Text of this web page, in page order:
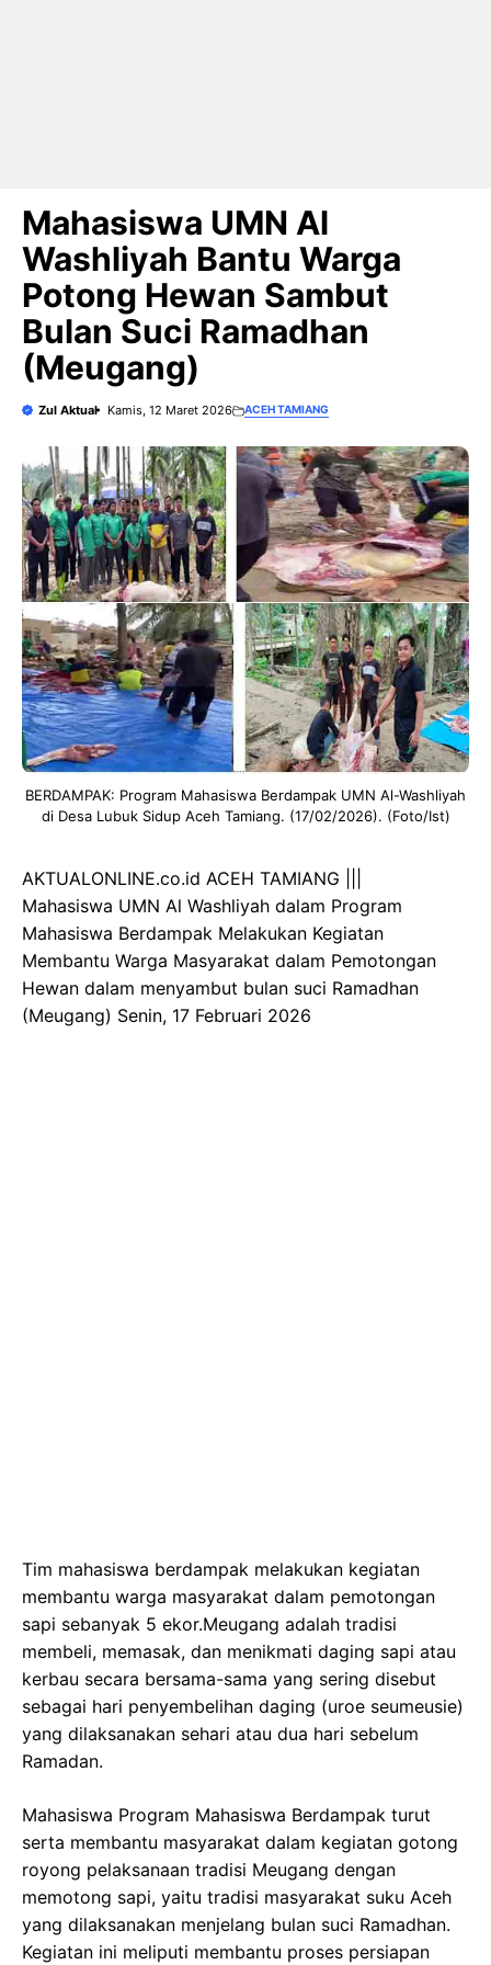
Mahasiswa UMN Al
Washliyah Bantu Warga
Potong Hewan Sambut
Bulan Suci Ramadhan
(Meugang)
Zul Aktual Kamis, 12 Maret 2026 ACEH TAMIANG
BERDAMPAK: Program Mahasiswa Berdampak UMN Al-Washliyah
di Desa Lubuk Sidup Aceh Tamiang. (17/02/2026). (Foto/Ist)
AKTUALONLINE.co.id ACEH TAMIANG |||
Mahasiswa UMN Al Washliyah dalam Program
Mahasiswa Berdampak Melakukan Kegiatan
Membantu Warga Masyarakat dalam Pemotongan
Hewan dalam menyambut bulan suci Ramadhan
(Meugang) Senin, 17 Februari 2026
Tim mahasiswa berdampak melakukan kegiatan
membantu warga masyarakat dalam pemotongan
sapi sebanyak 5 ekor.Meugang adalah tradisi
membeli, memasak, dan menikmati daging sapi atau
kerbau secara bersama-sama yang sering disebut
sebagai hari penyembelihan daging (uroe seumeusie)
yang dilaksanakan sehari atau dua hari sebelum
Ramadan.
Mahasiswa Program Mahasiswa Berdampak turut
serta membantu masyarakat dalam kegiatan gotong
royong pelaksanaan tradisi Meugang dengan
memotong sapi, yaitu tradisi masyarakat suku Aceh
yang dilaksanakan menjelang bulan suci Ramadhan.
Kegiatan ini meliputi membantu proses persiapan